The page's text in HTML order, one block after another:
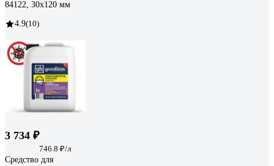
84122, 30х120 мм
4.9(10)
3 734 ₽
746.8 ₽/л
Средство для